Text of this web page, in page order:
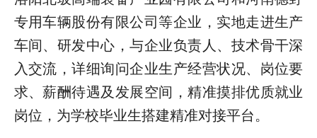
专用车辆股份有限公司等企业，实地走进生产
车间、研发中心，与企业负责人、技术骨干深
入交流，详细询问企业生产经营状况、岗位要
求、薪酬待遇及发展空间，精准摸排优质就业
岗位，为学校毕业生搭建精准对接平台。